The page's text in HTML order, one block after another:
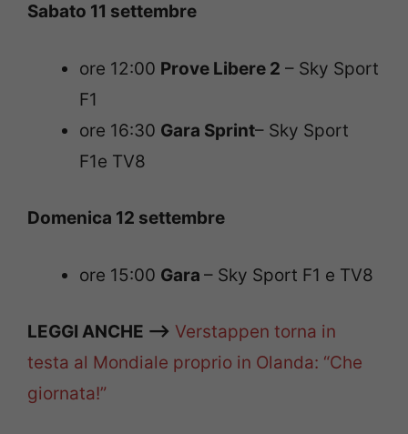
Sabato 11 settembre
ore 12:00 Prove Libere 2 – Sky Sport
F1
ore 16:30 Gara Sprint– Sky Sport
F1e TV8
Domenica 12 settembre
ore 15:00 Gara – Sky Sport F1 e TV8
LEGGI ANCHE —> Verstappen torna in
testa al Mondiale proprio in Olanda: “Che
giornata!”